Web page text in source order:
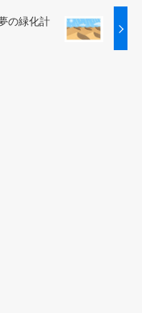
の緑化計